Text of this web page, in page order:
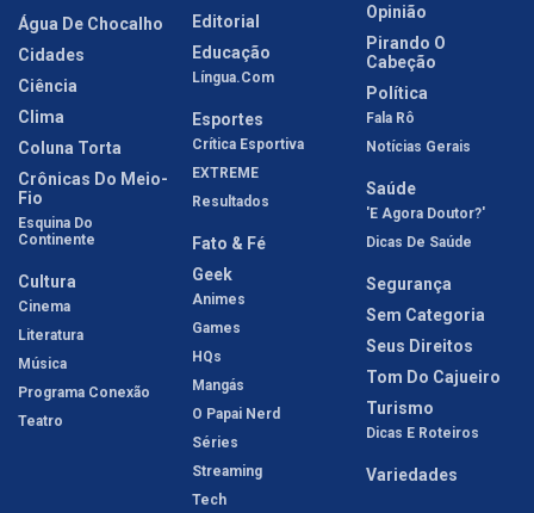
Água De Chocalho
Cidades
Ciência
Clima
Coluna Torta
Crônicas Do Meio-
Fio
Esquina Do
Continente
Cultura
Cinema
Literatura
Música
Programa Conexão
Teatro
Editorial
Educação
Língua.com
Esportes
Crítica Esportiva
EXTREME
Resultados
Fato & Fé
Geek
Animes
Games
HQs
Mangás
O Papai Nerd
Séries
Streaming
Tech
Opinião
Pirando O
Cabeção
Política
Fala Rô
Notícias Gerais
Saúde
'E Agora Doutor?'
Dicas De Saúde
Segurança
Sem Categoria
Seus Direitos
Tom Do Cajueiro
Turismo
Dicas E Roteiros
Variedades